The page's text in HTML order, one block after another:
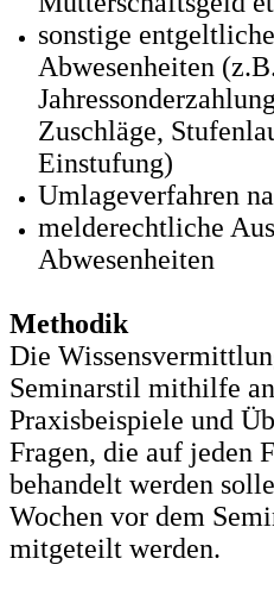
sonstige
Abwesenheiten
Zuschläge,
Einstufung)
Umlageverfahren
melderechtliche
Abwesenheiten
Methodik
Die
Seminarstil mithilfe
Praxisbeispiele und
Fragen, die auf jeden
behandelt werden
Wochen vor dem
mitgeteilt werden.